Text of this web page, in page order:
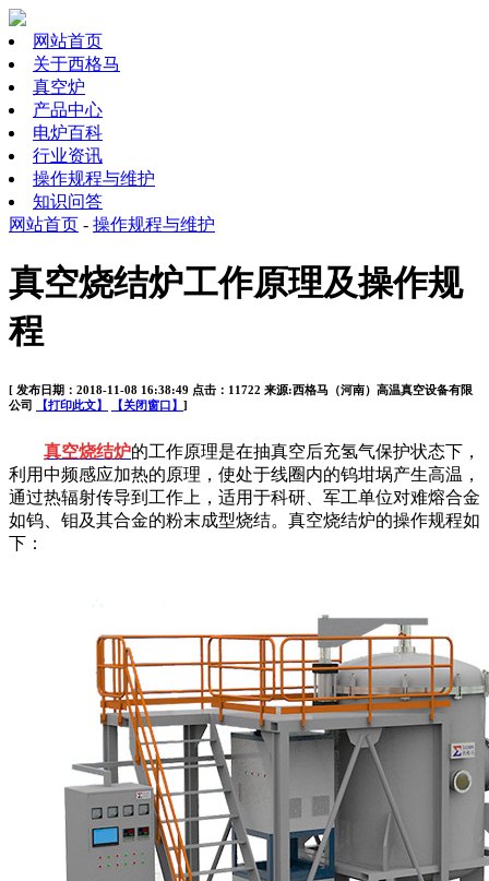
网站首页
关于西格马
真空炉
产品中心
电炉百科
行业资讯
操作规程与维护
知识问答
网站首页 - 操作规程与维护
真空烧结炉工作原理及操作规
程
[ 发布日期：2018-11-08 16:38:49 点击：11722 来源:西格马（河南）高温真空设备有限
公司
【打印此文】 【关闭窗口】 ]
真空烧结炉的工作原理是在抽真空后充氢气保护状态下，
利用中频感应加热的原理，使处于线圈内的钨坩埚产生高温，
通过热辐射传导到工作上，适用于科研、军工单位对难熔合金
如钨、钼及其合金的粉末成型烧结。真空烧结炉的操作规程如
下：